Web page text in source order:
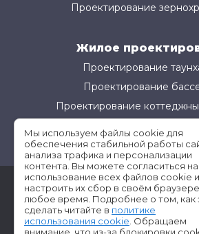
Проектирование
Жилое
Проектирование
Проектирование
Проектирование
Проектирование жилого
©АМ-Проект все права
Условия
Политика
Мы используем файлы cookie для
обеспечения стабильной работы
анализа трафика и персонализации
контента. Вы можете согласиться на
использование всех файлов cookie
настроить их сбор в своём
любое время. Подробнее о том, как
сделать читайте в политике
использования cookie . Обращаем